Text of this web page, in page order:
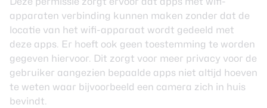
apparaten verbinding kunnen maken zonder dat de
locatie van het wifi-apparaat wordt gedeeld met
deze apps. Er hoeft ook geen toestemming te worden
gegeven hiervoor. Dit zorgt voor meer privacy voor de
gebruiker aangezien bepaalde apps niet altijd hoeven
te weten waar bijvoorbeeld een camera zich in huis
bevindt.